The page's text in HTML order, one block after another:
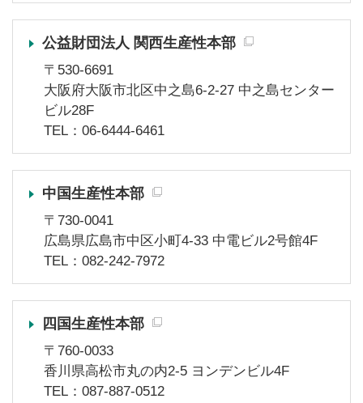
公益財団法人 関西生産性本部
〒530-6691
大阪府大阪市北区中之島6-2-27 中之島センター
ビル28F
TEL：06-6444-6461
中国生産性本部
〒730-0041
広島県広島市中区小町4-33 中電ビル2号館4F
TEL：082-242-7972
四国生産性本部
〒760-0033
香川県高松市丸の内2-5 ヨンデンビル4F
TEL：087-887-0512